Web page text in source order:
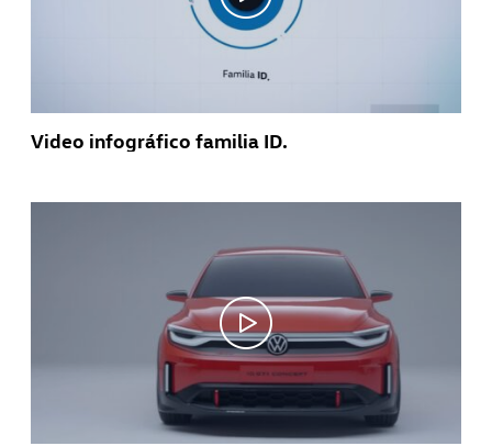
Video infográfico familia ID.